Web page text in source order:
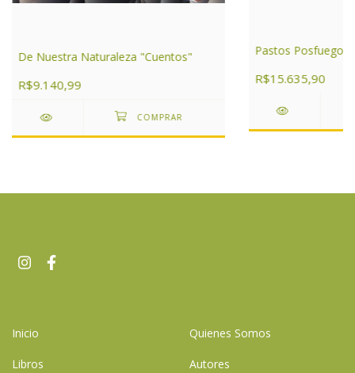
De Nuestra Naturaleza "Cuentos"
R$9.140,99
Pastos Posfuego
R$15.635,90
Inicio Quienes Somos
Libros Autores